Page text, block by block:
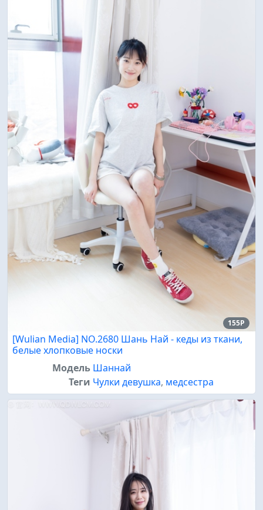
155P
[Wulian Media] NO.2680 Шань Най - кеды из ткани,
белые хлопковые носки
Модель Шаннай
Теги Чулки девушка, медсестра